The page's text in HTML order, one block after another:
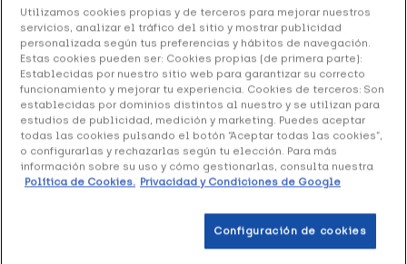
+ 14 puntosHealthies
Neceser de viaje para una completa higiene bucal diaria.
Añadir a la Wishlist
Entrega rápida y gratuitaen farmacia
Utilizamos cookies propias y de terceros para mejorar nuestros
servicios, analizar el tráfico del sitio y mostrar publicidad
personalizada según tus preferencias y hábitos de navegación.
Estas cookies pueden ser: Cookies propias (de primera parte):
Establecidas por nuestro sitio web para garantizar su correcto
funcionamiento y mejorar tu experiencia. Cookies de terceros: Son
establecidas por dominios distintos al nuestro y se utilizan para
estudios de publicidad, medición y marketing. Puedes aceptar
todas las cookies pulsando el botón “Aceptar todas las cookies”,
o configurarlas y rechazarlas según tu elección. Para más
información sobre su uso y cómo gestionarlas, consulta nuestra
Política de Cookies. Privacidad y Condiciones de Google
Configuración de cookies